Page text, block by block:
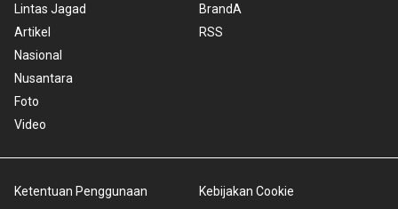
Lintas Jagad
Artikel
Nasional
Nusantara
Foto
Video
BrandA
RSS
Ketentuan Penggunaan
Kebijakan Cookie